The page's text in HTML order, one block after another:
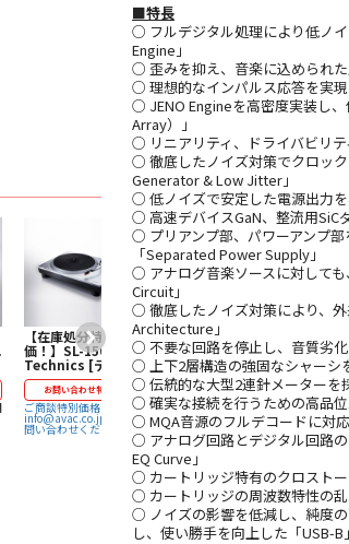
【在庫処分特
価！】SL-1500C
Technics [テクニ
クス] アナログプ
レーヤー 【価格お
問い合わせ用】
お問い合わせ特価
ご商談特別価格は
info@avac.co.jp迄お
問い合わせください！
SU-R1000 [K:ブ
ラック] Technics
[ テクニクス ] プ
リメインアンプ
【価格お問い合わ
せ用】
お問い合わせ特価
ご商談特別価格、納期
はinfo@avac
■特長
○ フルデジタル処理により低ノ
Engine」
○ 歪みを抑え、音楽に込められた
○ 理想的なインパルス応答を実
○ JENO Engineを高密度実装し
Array）」
○ リニアリティ、ドライバビリテ
○ 徹底したノイズ対策でクロッ
Generator & Low Jitter」
○ 低ノイズで安定した電源出力
○ 高速デバイスGaN、整流用SiC
○ プリアンプ部、パワーアンプ
「Separated Power Supply」
○ アナログ音楽ソースに対して
Circuit」
○ 徹底したノイズ対策により、
Architecture」
○ 不要な回路を停止し、音質劣
○ 上下2層構造の強固なシャーシ
○ 伝統的な大型2連針メーターを
○ 確実な接続を行うための高品
○ MQA音源のフルデコードに対
○ アナログ回路とデジタル回路
EQ Curve」
○ カートリッジ特有のクロスト
○ カートリッジの周波数特性の
○ ノイズの影響を低減し、純度
し、使い勝手を向上した「USB-B」